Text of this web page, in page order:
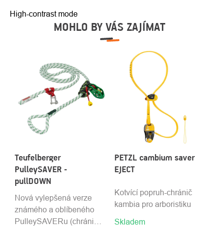
High-contrast mode
MOHLO BY VÁS ZAJÍMAT
Teufelberger
PulleySAVER -
pullDOWN
Nová vylepšená verze
známého a oblíbeného
PulleySAVERu (chrániče
PETZL cambium saver
EJECT
Skladem
Kotvící popruh-chránič
kambia pro arboristiku